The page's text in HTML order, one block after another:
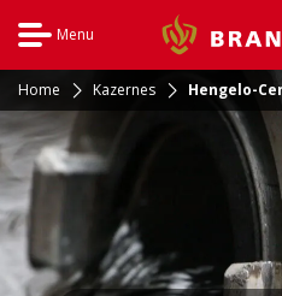
Menu
Home Kazernes Hengelo-